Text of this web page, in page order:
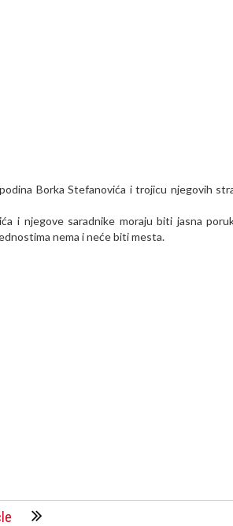
Borka Stefanovića i trojicu njegovih
i njegove saradnike moraju biti jasna
nema i neće biti mesta.